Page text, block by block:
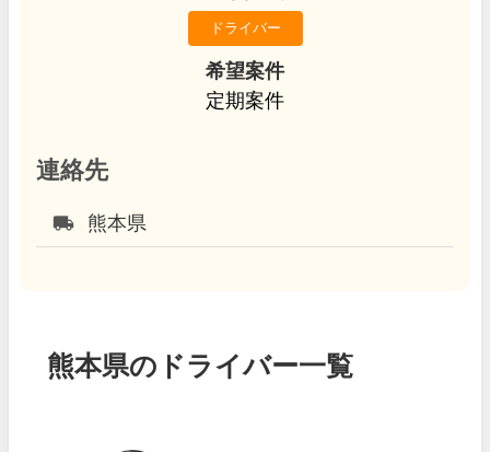
ドライバー
希望案件
定期案件
連絡先
local_shipping 熊本県
熊本県のドライバー一覧